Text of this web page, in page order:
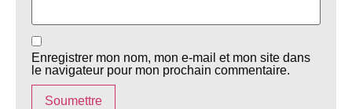
Enregistrer mon nom, mon e-mail et mon site dans
le navigateur pour mon prochain commentaire.